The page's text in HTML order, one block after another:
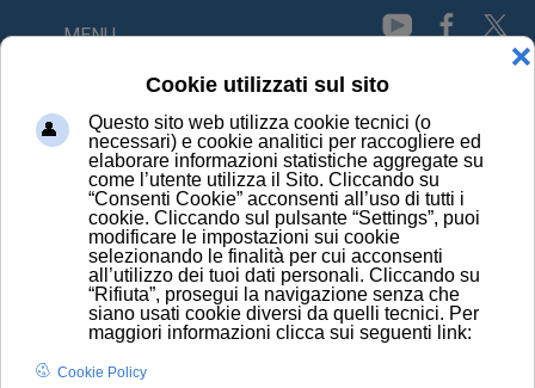
MENU
HOME
CAMPAGNE E INIZIATIVE
AL PRINCIPIO ATTIVO...PIACE
AL PRINCIPIO
ATTIVO...PIACE